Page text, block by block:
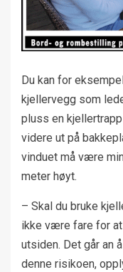
Du kan for
kjellervegg som
pluss en
videre ut på
vinduet må være
meter høyt.
– Skal du bruke
ikke være fare for
utsiden. Det går an
denne risikoen,